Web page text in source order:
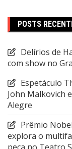
POSTS
Delírios de
com show no
Espetáculo
John Malkovich
Alegre
Prêmio
explora o